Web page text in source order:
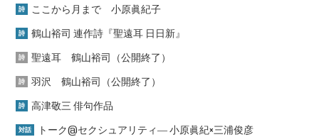
詩 ここから月まで 小原眞紀子
詩 鶴山裕司 連作詩『聖遠耳 日日新』
詩 聖遠耳 鶴山裕司（公開終了）
詩 羽沢 鶴山裕司（公開終了）
詩 高津敬三 俳句作品
対話 トーク@セクシュアリティ― 小原眞紀×三浦俊彦